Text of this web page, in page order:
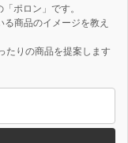
ポロン」です。
商品のイメージを教え
たりの商品を提案します